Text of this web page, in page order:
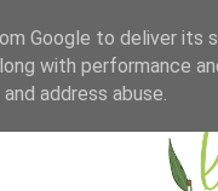
Google to deliver its
with performance
address abuse.